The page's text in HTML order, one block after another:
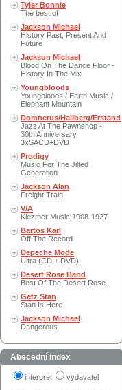
Tyler Bonnie
The best of
Jackson Michael
History Past, Present And
Future
Jackson Michael
Blood On The Dance Floor -
History In The Mix
Youngbloods
Youngbloods / Earth Music /
Elephant Mountain
Domnerus/Hallberg/Erstand
Jazz At The Pawnshop -
30th Anniversary
3xSACD+DVD
Prodigy
Music For The Jilted
Generation
Jackson Alan
Freight Train
V/A
Klezmer Music 1908-1927
Bartos Karl
Off The Record
Depeche Mode
Ultra (CD + DVD)
Desert Rose Band
Best Of The Desert Rose..
Getz Stan
Stan Is Here
Jackson Michael
Dangerous
Abecední index
interpret vydavatel